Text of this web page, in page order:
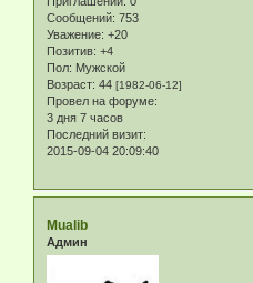
Сообщений: 753
Уважение: +20
Позитив: +4
Пол: Мужской
Возраст: 44 [1982-06-12]
Провел на форуме:
3 дня 7 часов
Последний визит:
2015-09-04 20:09:40
Mualib
Админ